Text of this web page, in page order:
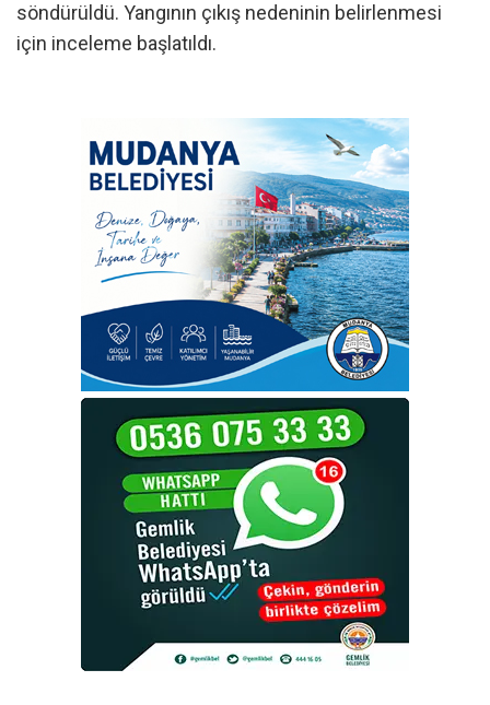
söndürüldü. Yangının çıkış nedeninin belirlenmesi
için inceleme başlatıldı.